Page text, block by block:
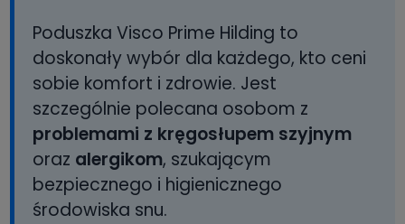
Poduszka Visco Prime Hilding to
doskonały wybór dla każdego, kto ceni
sobie komfort i zdrowie. Jest
szczególnie polecana osobom z
problemami z kręgosłupem szyjnym
oraz alergikom, szukającym
bezpiecznego i higienicznego
środowiska snu.